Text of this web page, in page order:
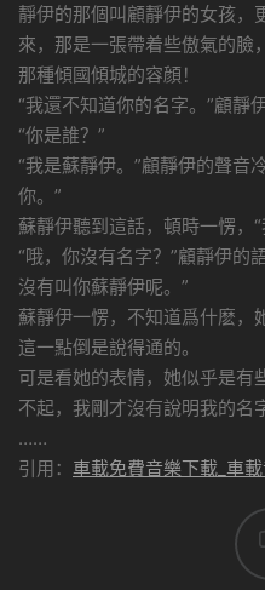
靜伊的那個叫顧靜伊的女孩，
來，那是一張帶着些傲氣的臉
那種傾國傾城的容顔！
“我還不知道你的名字。”顧靜
“你是誰？”
“我是蘇靜伊。”顧靜伊的聲音
你。”
蘇靜伊聽到這話，頓時一愣，
“哦，你沒有名字？”顧靜伊的
沒有叫你蘇靜伊呢。”
蘇靜伊一愣，不知道爲什麽，
這一點倒是說得通的。
可是看她的表情，她似乎是有
不起，我剛才沒有說明我的名
……
引用： 車載免費音樂下載_車